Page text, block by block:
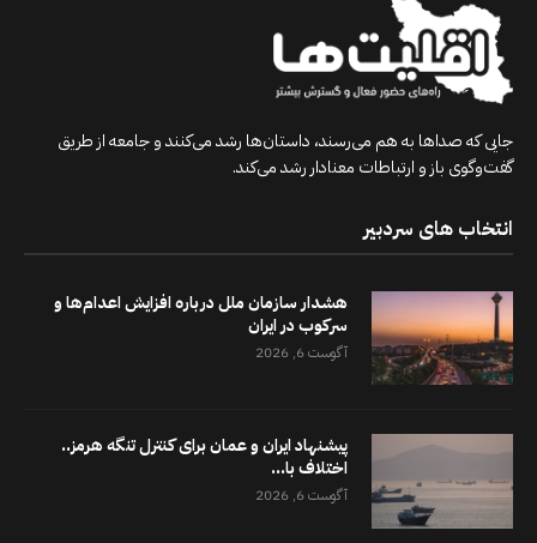
جایی که صداها به هم می‌رسند، داستان‌ها رشد می‌کنند و جامعه از طریق
گفت‌وگوی باز و ارتباطات معنادار رشد می‌کند.
انتخاب های سردبیر
هشدار سازمان ملل درباره افزایش اعدام‌ها و
سرکوب در ایران
آگوست 6, 2026
پیشنهاد ایران و عمان برای کنترل تنگه هرمز..
اختلاف با...
آگوست 6, 2026